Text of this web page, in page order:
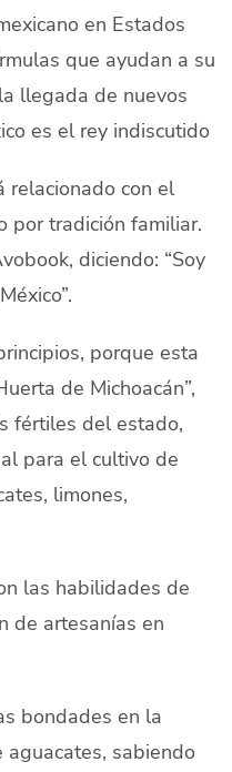
en Estados
que ayudan a su
llegada de nuevos
es el rey indiscutido
relacionado con el
por tradición familiar.
diciendo: “Soy
porque esta
de Michoacán”,
fértiles del estado,
para el cultivo de
limones,
las habilidades de
de artesanías en
bondades en la
aguacates, sabiendo